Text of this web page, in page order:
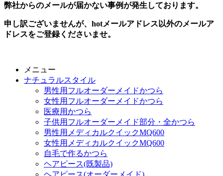
弊社からのメールが届かない事例が発生しております。
申し訳ございませんが、hotメールアドレス以外のメールア
ドレスをご登録くださいませ。
メニュー
ナチュラルスタイル
男性用フルオーダーメイドかつら
女性用フルオーダーメイドかつら
医療用かつら
子供用フルオーダーメイド部分・全かつら
男性用メディカルクイックMQ600
女性用メディカルクイックMQ600
自毛で作るかつら
ヘアピース(既製品)
ヘアピース(オーダーメイド)